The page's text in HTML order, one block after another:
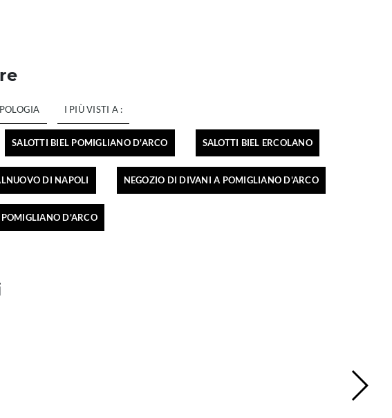
I PIÙ VISTI A :
SALOTTI BIEL POMIGLIANO D'ARCO SALOTTI BIEL ERCOLANO
DI NAPOLI NEGOZIO DI DIVANI A POMIGLIANO D'ARCO
POMIGLIANO D'ARCO